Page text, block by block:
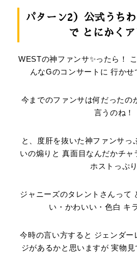
パターン2）公式うち
で とにかく
WESTの神ファンサ✨ったら！
んなGのコンサートに 行か
今までのファンサは何だったの
言うのね！
と、度肝を抜いた神ファンサっ
いの煽りと 真面目なんだかチャ
ホストっぷり
ジャニーズのタレントさんって
い・かわいい・色白 キ
今時の言い方すると ジェンダー
ジがあるかと思いますが 実物